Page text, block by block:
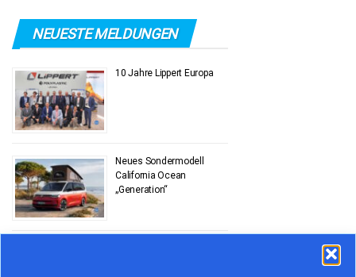
NEUESTE MELDUNGEN
10 Jahre Lippert Europa
Neues Sondermodell
California Ocean
„Generation“